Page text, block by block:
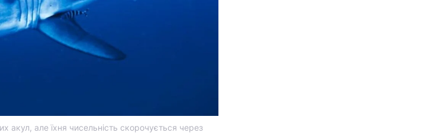
акул, але їхня чисельність скорочується через